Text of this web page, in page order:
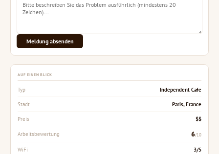
Meldung absenden
AUF EINEN BLICK
Typ Independent Cafe
Stadt Paris, France
Preis $$
Arbeitsbewertung 6/10
WiFi 3/5